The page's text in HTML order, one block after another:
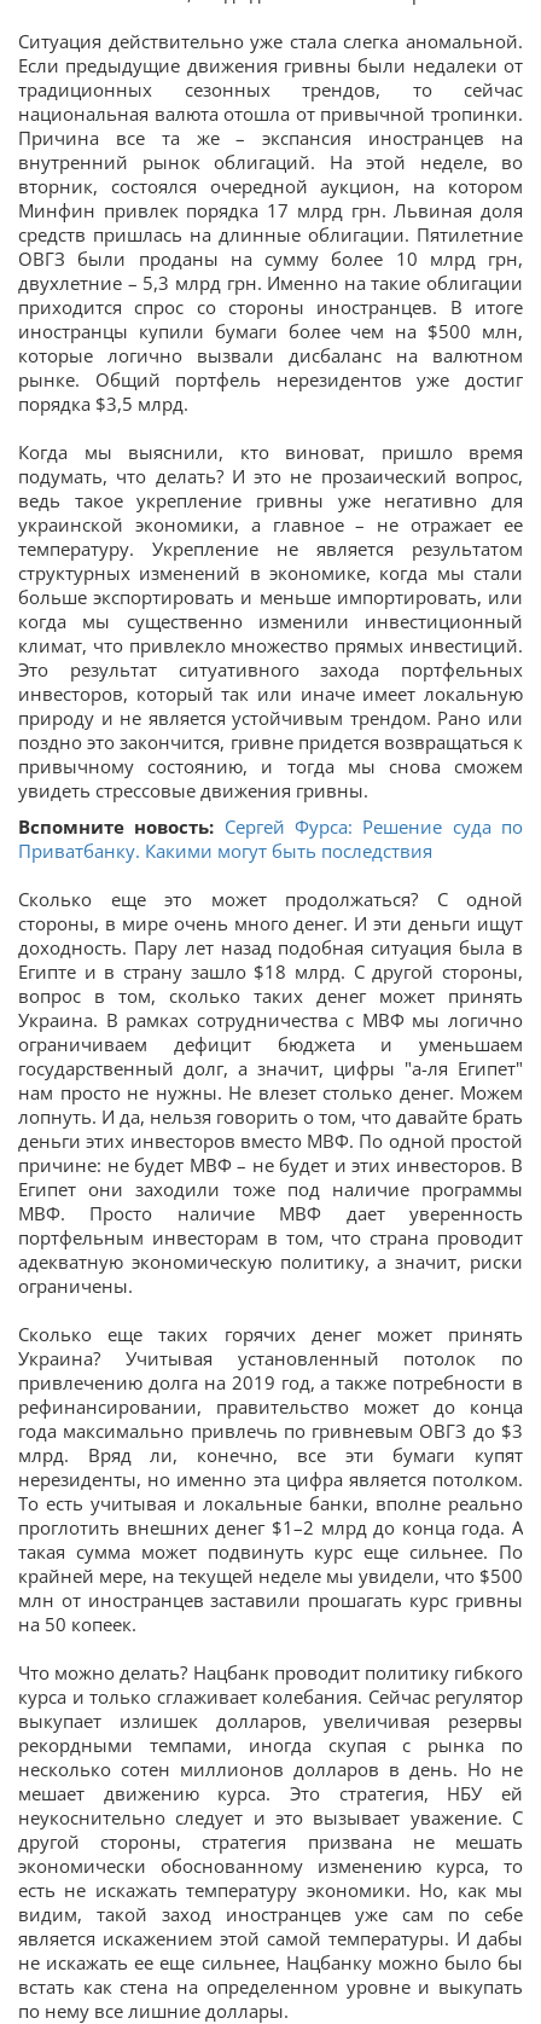
Ситуация действительно уже стала слегка аномальной.
Если предыдущие движения гривны были недалеки от
традиционных сезонных трендов, то сейчас
национальная валюта отошла от привычной тропинки.
Причина все та же – экспансия иностранцев на
внутренний рынок облигаций. На этой неделе, во
вторник, состоялся очередной аукцион, на котором
Минфин привлек порядка 17 млрд грн. Львиная доля
средств пришлась на длинные облигации. Пятилетние
ОВГЗ были проданы на сумму более 10 млрд грн,
двухлетние – 5,3 млрд грн. Именно на такие облигации
приходится спрос со стороны иностранцев. В итоге
иностранцы купили бумаги более чем на $500 млн,
которые логично вызвали дисбаланс на валютном
рынке. Общий портфель нерезидентов уже достиг
порядка $3,5 млрд.
Когда мы выяснили, кто виноват, пришло время
подумать, что делать? И это не прозаический вопрос,
ведь такое укрепление гривны уже негативно для
украинской экономики, а главное – не отражает ее
температуру. Укрепление не является результатом
структурных изменений в экономике, когда мы стали
больше экспортировать и меньше импортировать, или
когда мы существенно изменили инвестиционный
климат, что привлекло множество прямых инвестиций.
Это результат ситуативного захода портфельных
инвесторов, который так или иначе имеет локальную
природу и не является устойчивым трендом. Рано или
поздно это закончится, гривне придется возвращаться к
привычному состоянию, и тогда мы снова сможем
увидеть стрессовые движения гривны.
Вспомните новость: Сергей Фурса: Решение суда по
Приватбанку. Какими могут быть последствия
Сколько еще это может продолжаться? С одной
стороны, в мире очень много денег. И эти деньги ищут
доходность. Пару лет назад подобная ситуация была в
Египте и в страну зашло $18 млрд. С другой стороны,
вопрос в том, сколько таких денег может принять
Украина. В рамках сотрудничества с МВФ мы логично
ограничиваем дефицит бюджета и уменьшаем
государственный долг, а значит, цифры "а-ля Египет"
нам просто не нужны. Не влезет столько денег. Можем
лопнуть. И да, нельзя говорить о том, что давайте брать
деньги этих инвесторов вместо МВФ. По одной простой
причине: не будет МВФ – не будет и этих инвесторов. В
Египет они заходили тоже под наличие программы
МВФ. Просто наличие МВФ дает уверенность
портфельным инвесторам в том, что страна проводит
адекватную экономическую политику, а значит, риски
ограничены.
Сколько еще таких горячих денег может принять
Украина? Учитывая установленный потолок по
привлечению долга на 2019 год, а также потребности в
рефинансировании, правительство может до конца
года максимально привлечь по гривневым ОВГЗ до $3
млрд. Вряд ли, конечно, все эти бумаги купят
нерезиденты, но именно эта цифра является потолком.
То есть учитывая и локальные банки, вполне реально
проглотить внешних денег $1–2 млрд до конца года. А
такая сумма может подвинуть курс еще сильнее. По
крайней мере, на текущей неделе мы увидели, что $500
млн от иностранцев заставили прошагать курс гривны
на 50 копеек.
Что можно делать? Нацбанк проводит политику гибкого
курса и только сглаживает колебания. Сейчас регулятор
выкупает излишек долларов, увеличивая резервы
рекордными темпами, иногда скупая с рынка по
несколько сотен миллионов долларов в день. Но не
мешает движению курса. Это стратегия, НБУ ей
неукоснительно следует и это вызывает уважение. С
другой стороны, стратегия призвана не мешать
экономически обоснованному изменению курса, то
есть не искажать температуру экономики. Но, как мы
видим, такой заход иностранцев уже сам по себе
является искажением этой самой температуры. И дабы
не искажать ее еще сильнее, Нацбанку можно было бы
встать как стена на определенном уровне и выкупать
по нему все лишние доллары.